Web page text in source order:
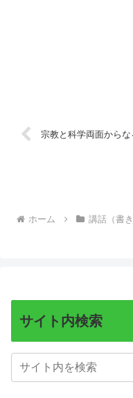
宗教と科学両面から
ホーム 講話（書き
サイト内検索